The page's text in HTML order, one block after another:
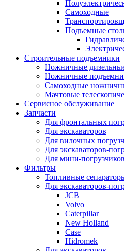
Самоходные
Подъемные
Строительные подъемники
Ножничные
Ножничные
Самоходные
Мачтовые
Сервисное обслуживание
Запчасти
Для фронтальных
Для экскаваторов
Для вилочных
Для экскаваторов-
Для мини-погрузчиков
Фильтры
Топливные
Для экскаваторов-
JCB
Volvo
Caterpillar
New Holland
Case
Hidromek